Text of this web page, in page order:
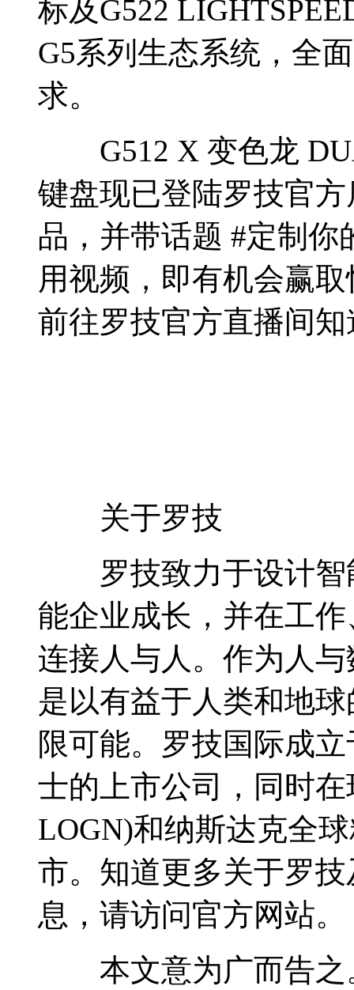
标及G522
G5系列生态系统，全
求。
G512 X 变色龙
键盘现已登陆罗技官
品，并带话题 #定制
用视频，即有机会赢
前往罗技官方直播间知
关于罗技
罗技致力于设计智
能企业成长，并在工
连接人与人。作为人
是以有益于人类和地
限可能。罗技国际成
士的上市公司，同时
LOGN)和纳斯达克全
市。知道更多关于罗
息，请访问官方网站。
本文意为广而告之